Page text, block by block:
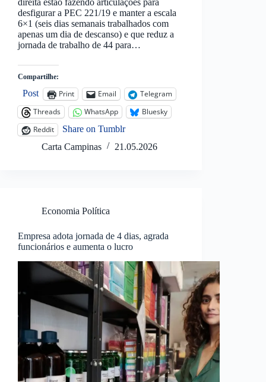
desfigurar a PEC 221/19 e manter a escala
6×1 (seis dias semanais trabalhados com
apenas um dia de descanso) e que reduz a
jornada de trabalho de 44 para…
Compartilhe:
Post Print Email
Telegram
Threads
WhatsApp
Bluesky
Reddit
Share on Tumblr
Carta Campinas
21.05.2026
Economia Política
Empresa adota jornada de 4 dias, agrada
funcionários e aumenta o lucro